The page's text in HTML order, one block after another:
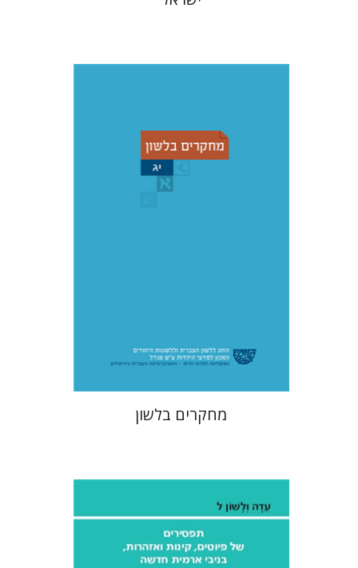
מחקרים בלשון